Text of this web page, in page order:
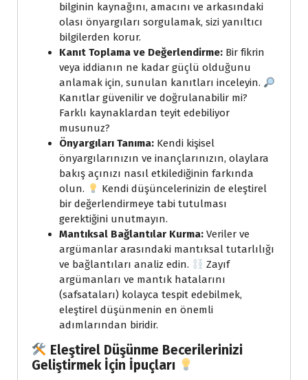
bilginin kaynağını, amacını ve arkasındaki
olası önyargıları sorgulamak, sizi yanıltıcı
bilgilerden korur.
Kanıt Toplama ve Değerlendirme: Bir fikrin
veya iddianın ne kadar güçlü olduğunu
anlamak için, sunulan kanıtları inceleyin.
Kanıtlar güvenilir ve doğrulanabilir mi?
Farklı kaynaklardan teyit edebiliyor
musunuz?
Önyargıları Tanıma: Kendi kişisel
önyargılarınızın ve inançlarınızın, olaylara
bakış açınızı nasıl etkilediğinin farkında
olun.
Kendi düşüncelerinizin de eleştirel
bir değerlendirmeye tabi tutulması
gerektiğini unutmayın.
Mantıksal Bağlantılar Kurma: Veriler ve
argümanlar arasındaki mantıksal tutarlılığı
ve bağlantıları analiz edin.
Zayıf
argümanları ve mantık hatalarını
(safsataları) kolayca tespit edebilmek,
eleştirel düşünmenin en önemli
adımlarından biridir.
Eleştirel Düşünme Becerilerinizi
Geliştirmek İçin İpuçları